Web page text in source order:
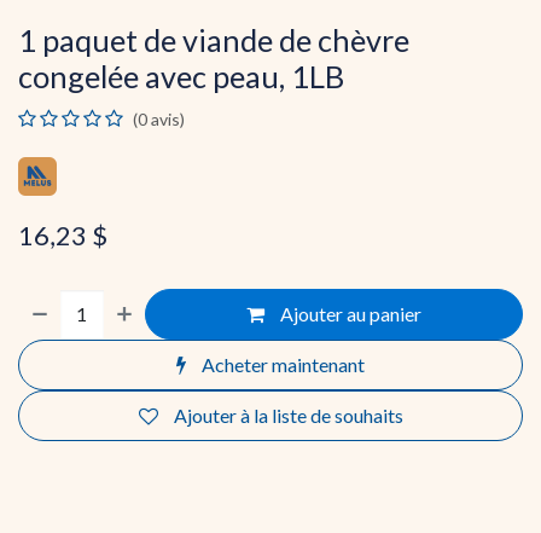
1 paquet de viande de chèvre
congelée avec peau, 1LB
(0 avis)
16,23 $
Ajouter au panier
Acheter maintenant
Ajouter à la liste de souhaits